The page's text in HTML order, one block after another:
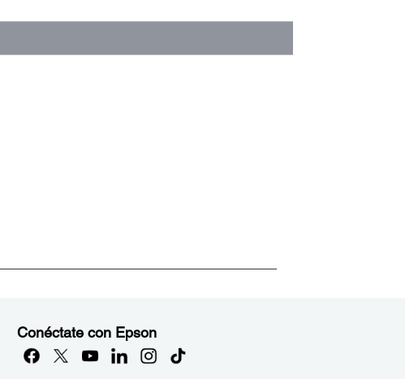
Conéctate con Epson